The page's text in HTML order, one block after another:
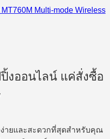
Multi-mode Wireless
งออนไลน์ แค่สั่งซื้อ
ายและสะดวกที่สุดสำหรับคุณ